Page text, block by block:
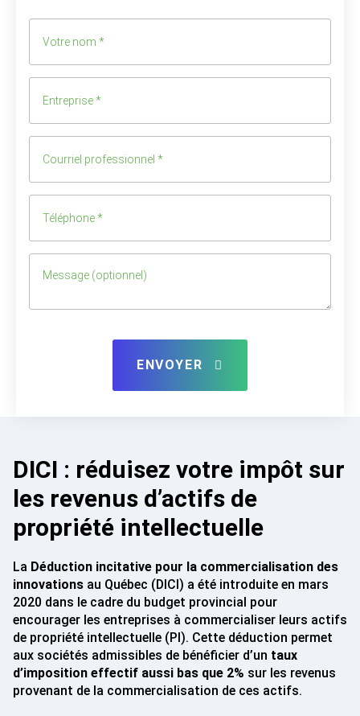
ENVOYER
DICI : réduisez votre impôt sur
les revenus d’actifs de
propriété intellectuelle
La Déduction incitative pour la commercialisation des
innovations au Québec (DICI) a été introduite en mars
2020 dans le cadre du budget provincial pour
encourager les entreprises à commercialiser leurs actifs
de propriété intellectuelle (PI). Cette déduction permet
aux sociétés admissibles de bénéficier d’un taux
d’imposition effectif aussi bas que 2% sur les revenus
provenant de la commercialisation de ces actifs.